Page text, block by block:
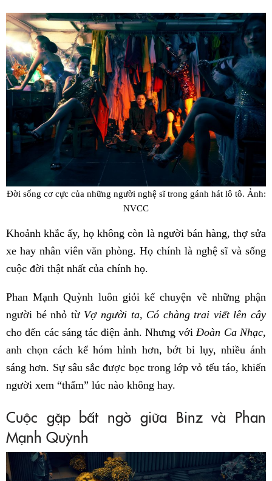
Đời sống cơ cực của những người nghệ sĩ trong gánh hát lô tô. Ảnh:
NVCC
Khoảnh khắc ấy, họ không còn là người bán hàng, thợ sửa
xe hay nhân viên văn phòng. Họ chính là nghệ sĩ và sống
cuộc đời thật nhất của chính họ.
Phan Mạnh Quỳnh luôn giỏi kể chuyện về những phận
người bé nhỏ từ Vợ người ta, Có chàng trai viết lên cây
cho đến các sáng tác điện ảnh. Nhưng vớiĐoàn Ca Nhạc,
anh chọn cách kể hóm hỉnh hơn, bớt bi lụy, nhiều ánh
sáng hơn. Sự sâu sắc được bọc trong lớp vỏ tếu táo, khiến
người xem “thấm” lúc nào không hay.
Cuộc gặp bất ngờ giữa Binz và Phan
Mạnh Quỳnh